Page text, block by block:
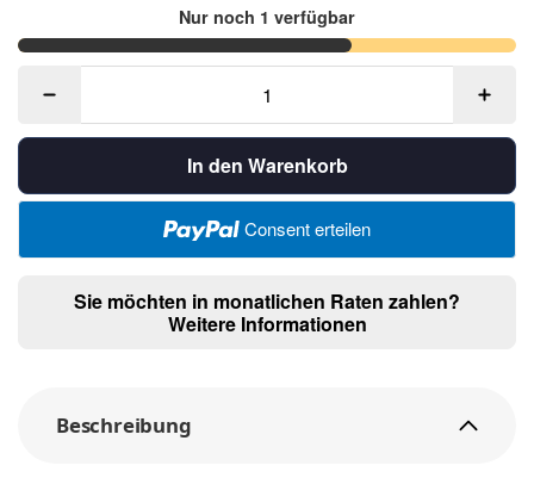
Nur noch 1 verfügbar
In den Warenkorb
Consent erteilen
Sie möchten in monatlichen Raten zahlen?
Weitere Informationen
Beschreibung